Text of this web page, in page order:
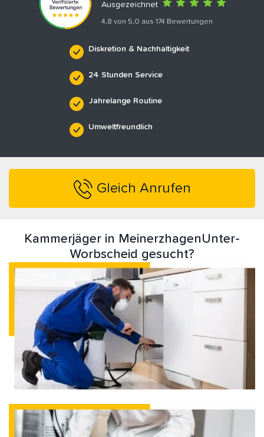
Ausgezeichnet
4,8 von 5,0 aus 174 Bewertungen
Diskretion & Nachhaltigkeit
24 Stunden Service
Jahrelange Routine
Umweltfreundlich
Gleich Anrufen
Kammerjäger in MeinerzhagenUnter-
Worbscheid gesucht?